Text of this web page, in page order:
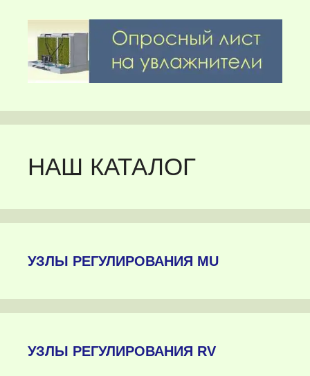
НАШ КАТАЛОГ
УЗЛЫ РЕГУЛИРОВАНИЯ MU
УЗЛЫ РЕГУЛИРОВАНИЯ RV